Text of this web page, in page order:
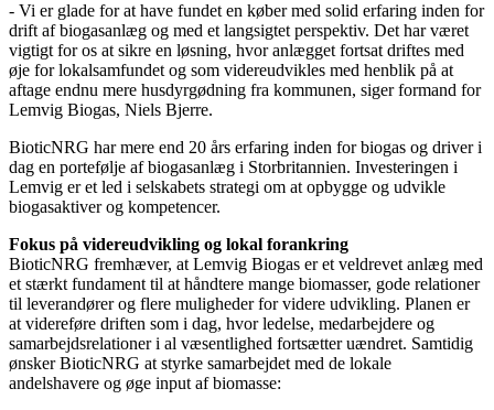
- Vi er glade for at have fundet en køber med solid erfaring inden for
drift af biogasanlæg og med et langsigtet perspektiv. Det har været
vigtigt for os at sikre en løsning, hvor anlægget fortsat driftes med
øje for lokalsamfundet og som videreudvikles med henblik på at
aftage endnu mere husdyrgødning fra kommunen, siger formand for
Lemvig Biogas, Niels Bjerre.
BioticNRG har mere end 20 års erfaring inden for biogas og driver i
dag en portefølje af biogasanlæg i Storbritannien. Investeringen i
Lemvig er et led i selskabets strategi om at opbygge og udvikle
biogasaktiver og kompetencer.
Fokus på videreudvikling og lokal forankring
BioticNRG fremhæver, at Lemvig Biogas er et veldrevet anlæg med
et stærkt fundament til at håndtere mange biomasser, gode relationer
til leverandører og flere muligheder for videre udvikling. Planen er
at videreføre driften som i dag, hvor ledelse, medarbejdere og
samarbejdsrelationer i al væsentlighed fortsætter uændret. Samtidig
ønsker BioticNRG at styrke samarbejdet med de lokale
andelshavere og øge input af biomasse: